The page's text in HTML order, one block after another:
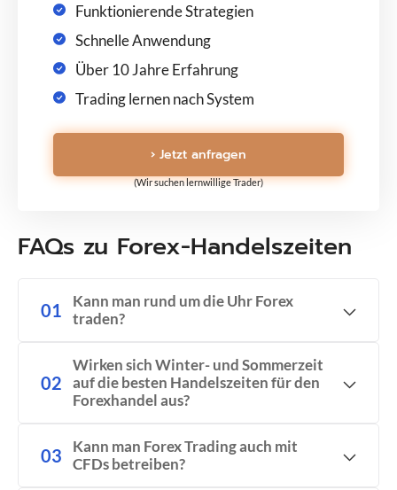
Funktionierende Strategien
Schnelle Anwendung
Über 10 Jahre Erfahrung
Trading lernen nach System
› Jetzt anfragen
(Wir suchen lernwillige Trader)
FAQs zu Forex-Handelszeiten
Kann man rund um die Uhr Forex
traden?
Wirken sich Winter- und Sommerzeit
auf die besten Handelszeiten für den
Forexhandel aus?
Kann man Forex Trading auch mit
CFDs betreiben?